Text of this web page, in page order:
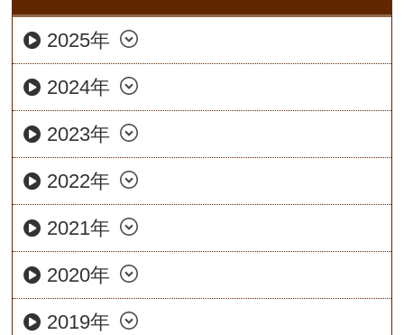
2025年
2024年
2023年
2022年
2021年
2020年
2019年